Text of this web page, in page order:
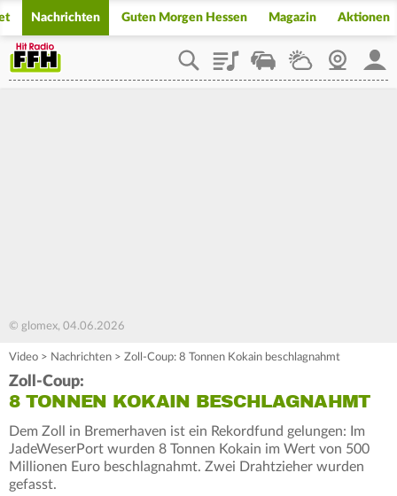
Nachrichten Guten Morgen Hessen Magazin Aktionen
PlaylistStaupilotWetterWebcam
© glomex, 04.06.2026
Video > Nachrichten > Zoll-Coup: 8 Tonnen Kokain beschlagnahmt
Zoll-Coup:
8 TONNEN KOKAIN BESCHLAGNAHMT
Dem Zoll in Bremerhaven ist ein Rekordfund gelungen: Im
JadeWeserPort wurden 8 Tonnen Kokain im Wert von 500
Millionen Euro beschlagnahmt. Zwei Drahtzieher wurden
gefasst.